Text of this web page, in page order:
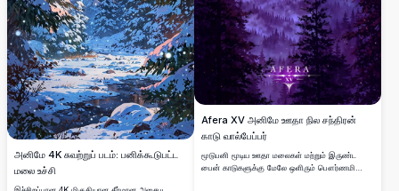
அனிமே 4K சுவற்றுப் படம்: பனிக்கூடுபட்ட
மலை உச்சி
Afera XV அனிமே ஊதா நில சந்திரன்
காடு வால்பேப்பர்
மூடுபனி மூடிய ஊதா மலைகள் மற்றும் இருண்ட
பைன் காடுகளுக்கு மேலே ஒளிரும் பௌர்ணமியை